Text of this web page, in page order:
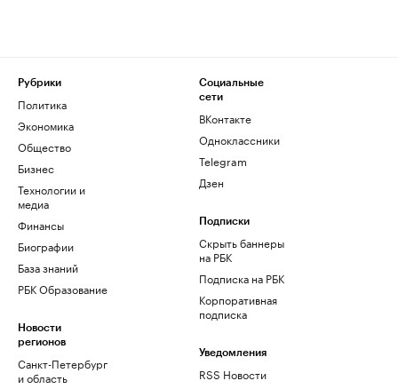
Рубрики
Политика
Экономика
Общество
Бизнес
Технологии и
медиа
Финансы
Биографии
База знаний
РБК Образование
Новости
регионов
Санкт-Петербург
и область
Социальные
сети
ВКонтакте
Одноклассники
Telegram
Дзен
Подписки
Скрыть баннеры
на РБК
Подписка на РБК
Корпоративная
подписка
Уведомления
RSS Новости